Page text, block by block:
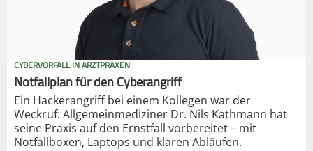
CYBERVORFALL IN ARZTPRAXEN
Notfallplan für den Cyberangriff
Ein Hackerangriff bei einem Kollegen war der
Weckruf: Allgemeinmediziner Dr. Nils Kathmann hat
seine Praxis auf den Ernstfall vorbereitet – mit
Notfallboxen, Laptops und klaren Abläufen.